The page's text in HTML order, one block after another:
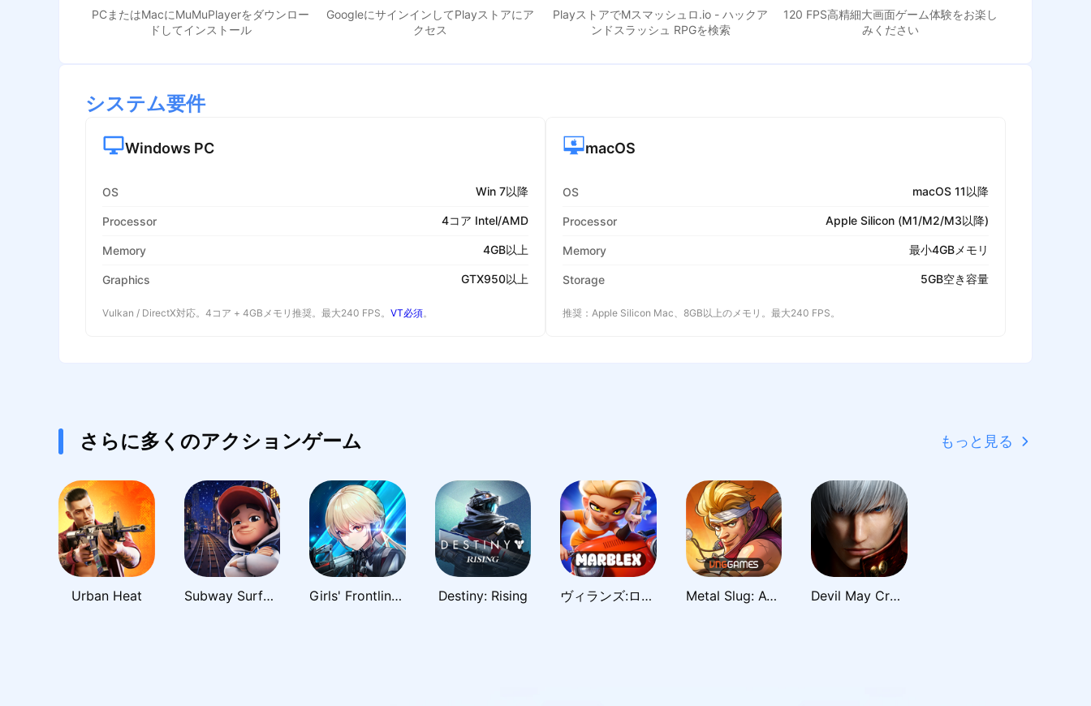
PCまたはMacにMuMuPlayerをダウンロー
ドしてインストール
GoogleにサインインしてPlayストアにア
クセス
PlayストアでMスマッシュロ.io - ハックア
ンドスラッシュ RPGを検索
120 FPS高精細大画面ゲーム体験をお楽し
みください
システム要件
Windows PC
OS Win 7以降
Processor 4コア Intel/AMD
Memory 4GB以上
Graphics GTX950以上
Vulkan / DirectX対応。4コア + 4GBメモリ推奨。最大240 FPS。 VT必須。
macOS
OS macOS 11以降
Processor Apple Silicon (M1/M2/M3以降)
Memory 最小4GBメモリ
Storage 5GB空き容量
推奨：Apple Silicon Mac、8GB以上のメモリ。最大240 FPS。
さらに多くのアクションゲーム
Urban Heat Subway Surfers City Girls' Frontline: Fire Control Destiny: Rising ヴィランズ:ロボバトルロイヤル Metal Slug: Awakening Devil May Cry: Peak of Combat
もっと見る